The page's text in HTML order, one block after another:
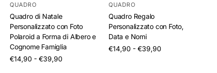
QUADRO
Quadro di Natale
Personalizzato con Foto
Polaroid a Forma di Albero e
Cognome Famiglia
€14,90 - €39,90
/
QUADRO
Quadro Regalo
Personalizzato con Foto,
Data e Nomi
€14,90 - €39,90
/